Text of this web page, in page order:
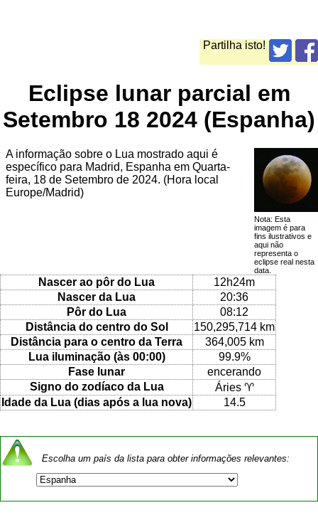
Partilha isto!
Eclipse lunar parcial em
Setembro 18 2024 (Espanha)
Nota: Esta
imagem é para
fins ilustrativos e
aqui não
representa o
eclipse real nesta
data.
A informação sobre o Lua mostrado aqui é
específico para Madrid, Espanha em Quarta-
feira, 18 de Setembro de 2024. (Hora local
Europe/Madrid)
Nascer ao pôr do Lua
12h24m
Nascer da Lua
20:36
Pôr do Lua
08:12
Distância do centro do Sol
150,295,714 km
Distância para o centro da Terra
364,005 km
Lua iluminação (às 00:00)
99.9%
Fase lunar
encerando
Signo do zodíaco da Lua
Áries ♈
Idade da Lua (dias após a lua nova)
14.5
Escolha um país da lista para obter informações relevantes: